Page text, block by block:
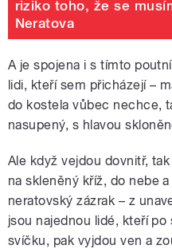
riziko toho, že se
Neratova
A je spojena i s tímto
lidi, kteří sem přicházejí –
do kostela vůbec nechce,
nasupený, s hlavou
Ale když vejdou dovnitř,
na skleněný kříž, do nebe
neratovský zázrak – z
jsou najednou lidé, kteří
svíčku, pak vyjdou ven a